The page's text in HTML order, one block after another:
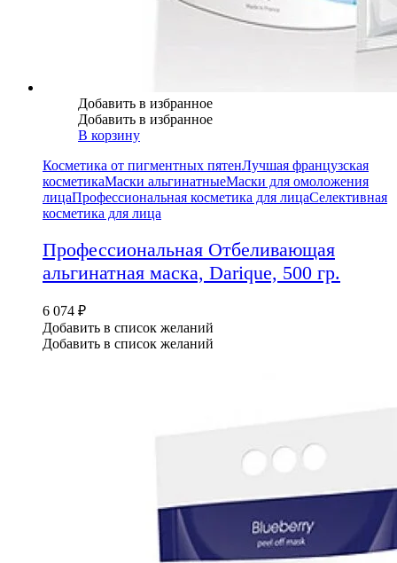
Добавить в избранное
Добавить в избранное
В корзину
Косметика от пигментных пятенЛучшая французская
косметикаМаски альгинатныеМаски для омоложения
лицаПрофессиональная косметика для лицаСелективная
косметика для лица
Профессиональная Отбеливающая
альгинатная маска, Darique, 500 гр.
6 074 ₽
Добавить в список желаний
Добавить в список желаний